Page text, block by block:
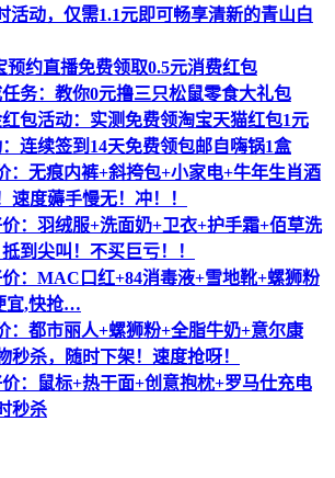
活动，仅需1.1元即可畅享清新的青山白
预约直播免费领取0.5元消费红包
务：教你0元撸三只松鼠零食大礼包
包活动：实测免费领淘宝天猫红包1元
连续签到14天免费领包邮自嗨锅1盒
：无痕内裤+斜挎包+小家电+牛年生肖酒
速度薅手慢无！冲！！
价：羽绒服+洗面奶+卫衣+护手霜+佰草洗
到尖叫！不买巨亏！！
价：MAC口红+84消毒液+雪地靴+螺狮粉
宜,快抢…
：都市丽人+螺狮粉+全脂牛奶+意尔康
秒杀，随时下架！速度抢呀！
价：鼠标+热干面+创意抱枕+罗马仕充电
秒杀